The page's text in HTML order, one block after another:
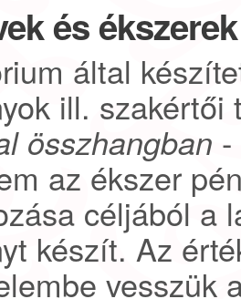
és
által
ill.
összhangban
az ékszer
céljából a
készít. Az
vesszük